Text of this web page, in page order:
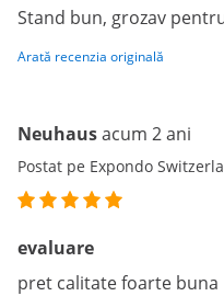
Stand bun, grozav
Arată recenzia originală
Neuhausacum 2 ani
Postat pe Expondo
evaluare
pret calitate foarte buna